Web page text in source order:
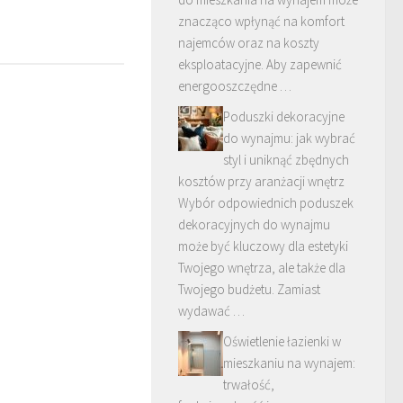
znacząco wpłynąć na komfort
najemców oraz na koszty
eksploatacyjne. Aby zapewnić
energooszczędne …
Poduszki dekoracyjne
do wynajmu: jak wybrać
styl i uniknąć zbędnych
kosztów przy aranżacji wnętrz
Wybór odpowiednich poduszek
dekoracyjnych do wynajmu
może być kluczowy dla estetyki
Twojego wnętrza, ale także dla
Twojego budżetu. Zamiast
wydawać …
Oświetlenie łazienki w
mieszkaniu na wynajem:
trwałość,